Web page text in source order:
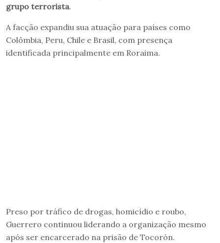
grupo terrorista.
A facção expandiu sua atuação para países como
Colômbia, Peru, Chile e Brasil, com presença
identificada principalmente em Roraima.
Preso por tráfico de drogas, homicídio e roubo,
Guerrero continuou liderando a organização mesmo
após ser encarcerado na prisão de Tocorón.